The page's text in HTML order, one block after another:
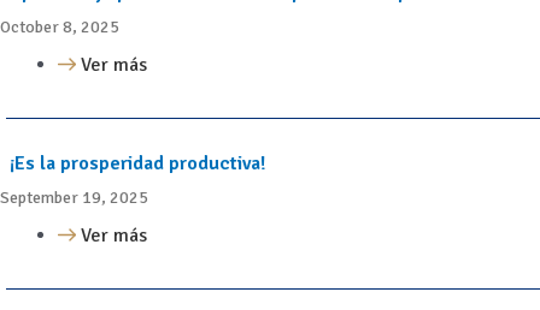
October 8, 2025
Ver más
¡Es la prosperidad productiva!
September 19, 2025
Ver más